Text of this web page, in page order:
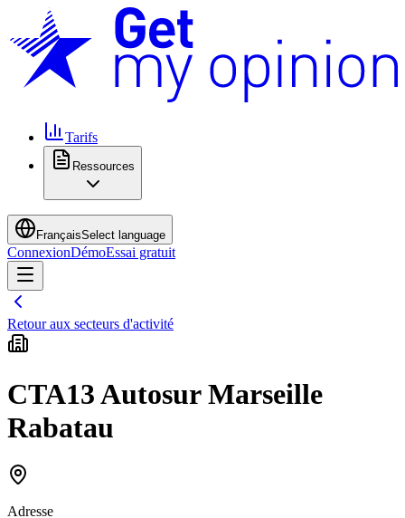
Tarifs
Ressources
FrançaisSelect language
ConnexionDémoEssai gratuit
Retour aux secteurs d'activité
CTA13 Autosur Marseille
Rabatau
Adresse